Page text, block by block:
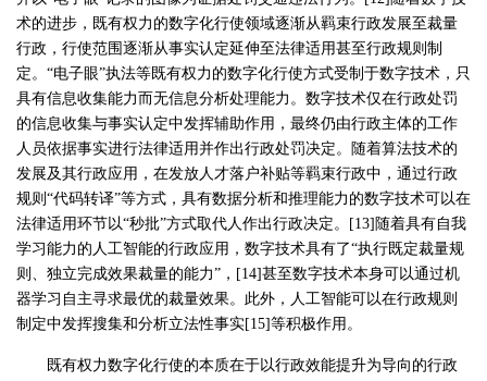
术的进步，既有权力的数字化行使领域逐渐从羁束行政发展至裁量
行政，行使范围逐渐从事实认定延伸至法律适用甚至行政规则制
定。“电子眼”执法等既有权力的数字化行使方式受制于数字技术，只
具有信息收集能力而无信息分析处理能力。数字技术仅在行政处罚
的信息收集与事实认定中发挥辅助作用，最终仍由行政主体的工作
人员依据事实进行法律适用并作出行政处罚决定。随着算法技术的
发展及其行政应用，在发放人才落户补贴等羁束行政中，通过行政
规则“代码转译”等方式，具有数据分析和推理能力的数字技术可以在
法律适用环节以“秒批”方式取代人作出行政决定。[13]随着具有自我
学习能力的人工智能的行政应用，数字技术具有了“执行既定裁量规
则、独立完成效果裁量的能力”，[14]甚至数字技术本身可以通过机
器学习自主寻求最优的裁量效果。此外，人工智能可以在行政规则
制定中发挥搜集和分析立法性事实[15]等积极作用。
既有权力数字化行使的本质在于以行政效能提升为导向的行政